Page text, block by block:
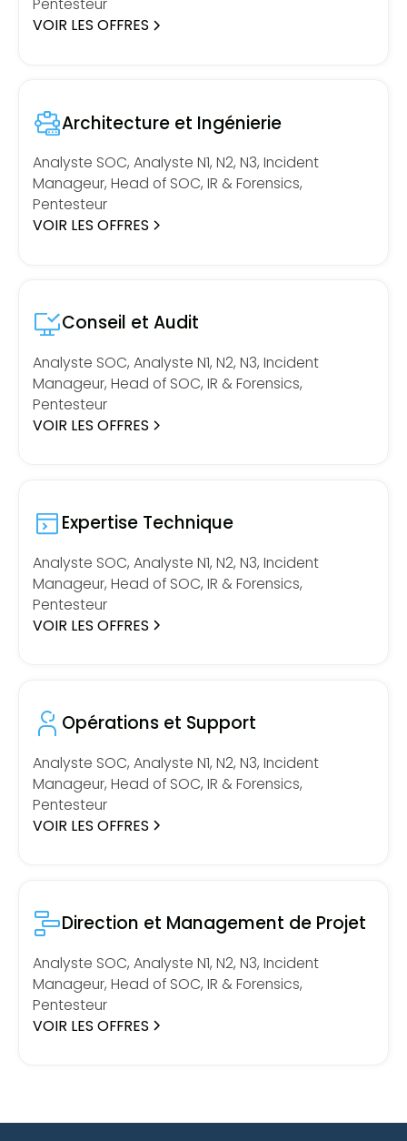
Pentesteur
VOIR LES OFFRES
Architecture et Ingénierie
Analyste SOC, Analyste N1, N2, N3, Incident
Manageur, Head of SOC, IR & Forensics,
Pentesteur
VOIR LES OFFRES
Conseil et Audit
Analyste SOC, Analyste N1, N2, N3, Incident
Manageur, Head of SOC, IR & Forensics,
Pentesteur
VOIR LES OFFRES
Expertise Technique
Analyste SOC, Analyste N1, N2, N3, Incident
Manageur, Head of SOC, IR & Forensics,
Pentesteur
VOIR LES OFFRES
Opérations et Support
Analyste SOC, Analyste N1, N2, N3, Incident
Manageur, Head of SOC, IR & Forensics,
Pentesteur
VOIR LES OFFRES
Direction et Management de Projet
Analyste SOC, Analyste N1, N2, N3, Incident
Manageur, Head of SOC, IR & Forensics,
Pentesteur
VOIR LES OFFRES